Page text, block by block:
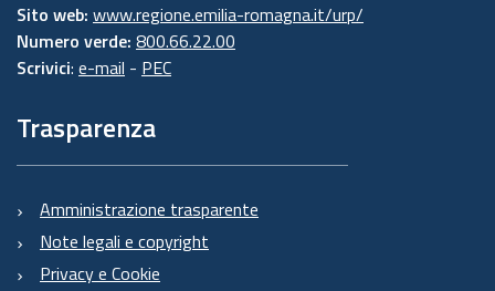
Sito web: www.regione.emilia-romagna.it/urp/
Numero verde: 800.66.22.00
Scrivici: e-mail - PEC
Trasparenza
Amministrazione trasparente
Note legali e copyright
Privacy e Cookie